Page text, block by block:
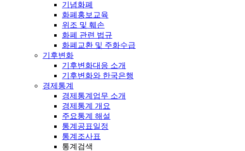
기념화폐
화폐홍보교육
위조 및 훼손
화폐 관련 법규
화폐교환 및 주화수급
기후변화
기후변화대응 소개
기후변화와 한국은행
경제통계
경제통계업무 소개
경제통계 개요
주요통계 해설
통계공표일정
통계조사표
통계검색